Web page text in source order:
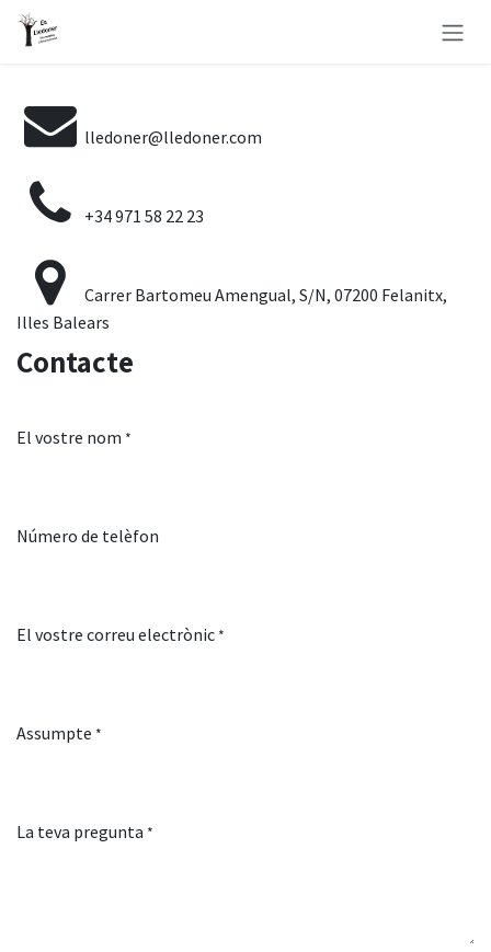
Skip to Content
lledoner@lledoner.com
+34 971 58 22 23
Carrer Bartomeu Amengual, S/N, 07200 Felanitx,
Illes Balears
Contacte
El vostre nom *
Número de telèfon
El vostre correu electrònic *
Assumpte *
La teva pregunta *